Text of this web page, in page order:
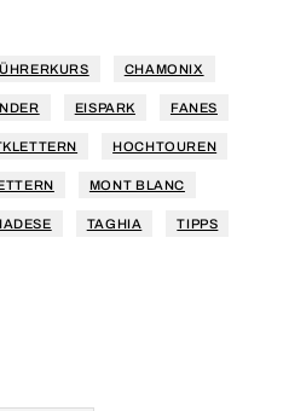
CHAMONIX
EISPARK FANES
HOCHTOUREN
MONT BLANC
TAGHIA TIPPS